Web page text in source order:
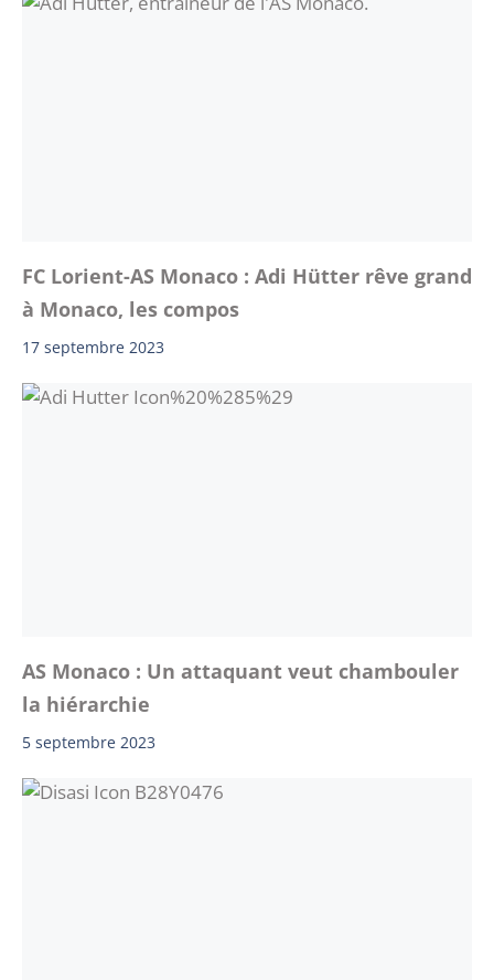
FC Lorient-AS Monaco : Adi Hütter rêve grand
à Monaco, les compos
17 septembre 2023
AS Monaco : Un attaquant veut chambouler
la hiérarchie
5 septembre 2023